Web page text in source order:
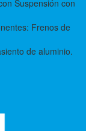
Suspensión con
Frenos de
de aluminio.